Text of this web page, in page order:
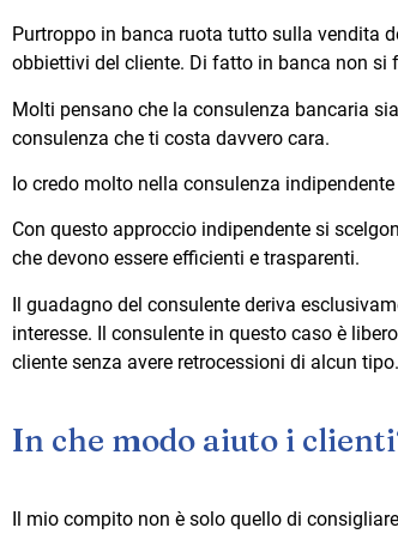
Purtroppo in banca ruota tutto sulla vendita
obbiettivi del cliente. Di fatto in banca non
Molti pensano che la consulenza bancaria
consulenza che ti costa davvero cara.
Io credo molto nella consulenza
Con questo approccio indipendente si
che devono essere efficienti e trasparenti.
Il guadagno del consulente deriva
interesse. Il consulente in questo caso è
cliente senza avere retrocessioni di alcun tipo.
In che modo aiuto i
Il mio compito non è solo quello di